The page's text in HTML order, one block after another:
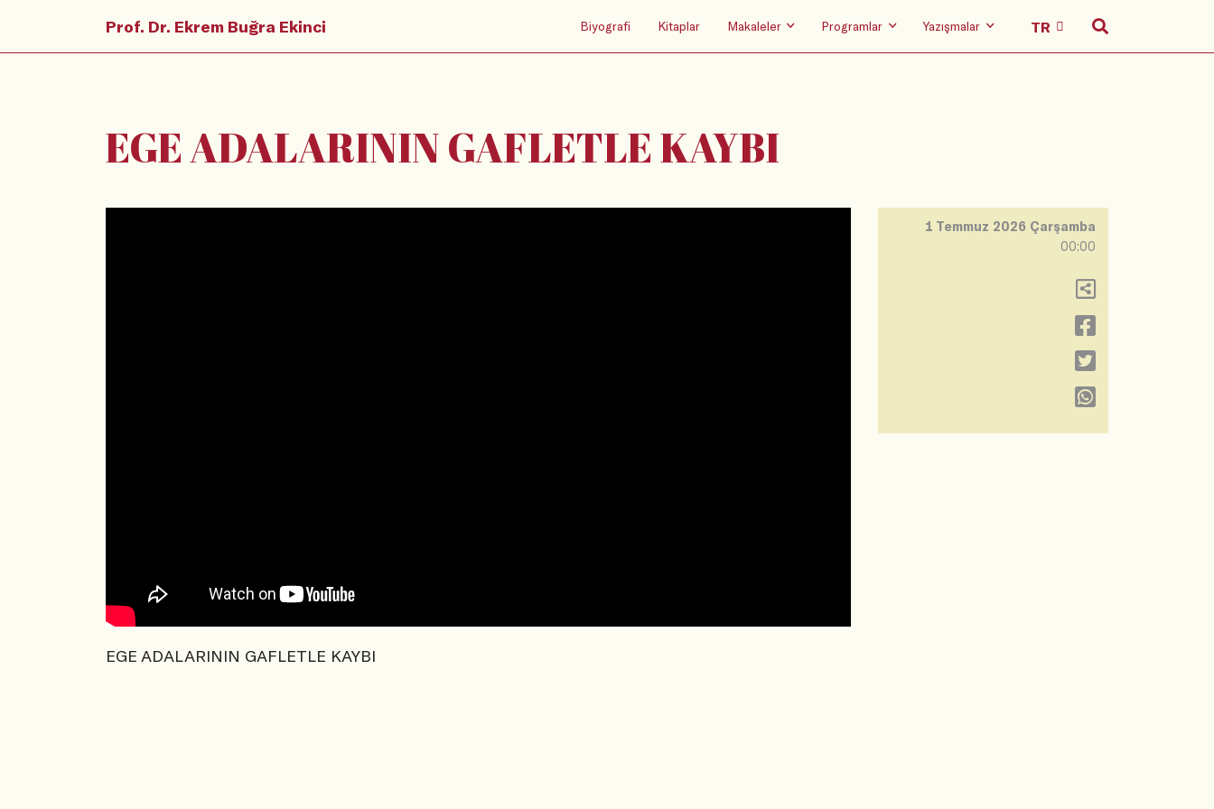
Prof. Dr. Ekrem Buğra Ekinci Biyografi Kitaplar Makaleler Programlar Yazışmalar
EGE ADALARININ GAFLETLE KAYBI
EGE ADALARININ GAFLETLE KAYBI
1 Temmuz 2026 Çarşamba
00:00